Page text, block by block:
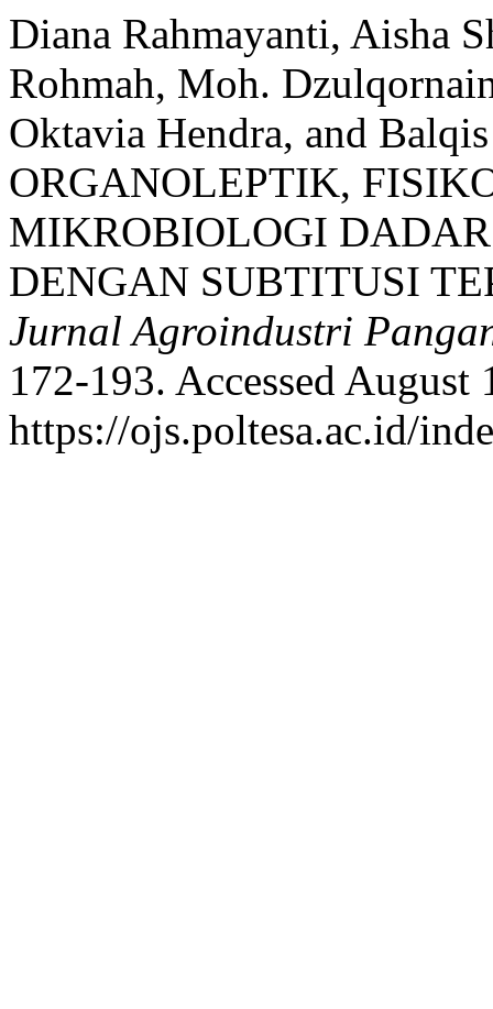
Diana Rahmayanti, Aisha
Rohmah, Moh.
Oktavia Hendra, and
ORGANOLEPTIK,
MIKROBIOLOGI
DENGAN SUBTITUSI
Jurnal Agroindustri
172-193. Accessed August
https://ojs.poltesa.ac.id/